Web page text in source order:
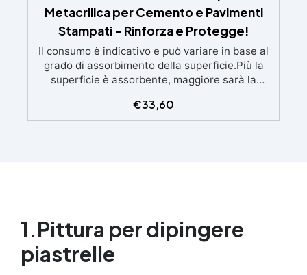
Metacrilica per Cemento e Pavimenti
Stampati - Rinforza e Protegge!
Il consumo è indicativo e può variare in base al
grado di assorbimento della superficie.Più la
superficie è assorbente, maggiore sarà la
ottimale, consigliamo di acquistare una
quantità sufficiente per l’applicazione di almeno
protegge dall'umidità, raggi UV e rende la
superficie antipolvere ✅ Facile applicazione
con rullo, asciugatura in meno di 12 ore per una
protezione rapida e duratura ✅ Ideale per
€33,60
1.Pittura per dipingere
piastrelle